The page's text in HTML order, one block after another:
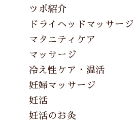
ツボ紹介
ドライヘッドマッサージ
マタニティケア
マッサージ
冷え性ケア・温活
妊婦マッサージ
妊活
妊活のお灸